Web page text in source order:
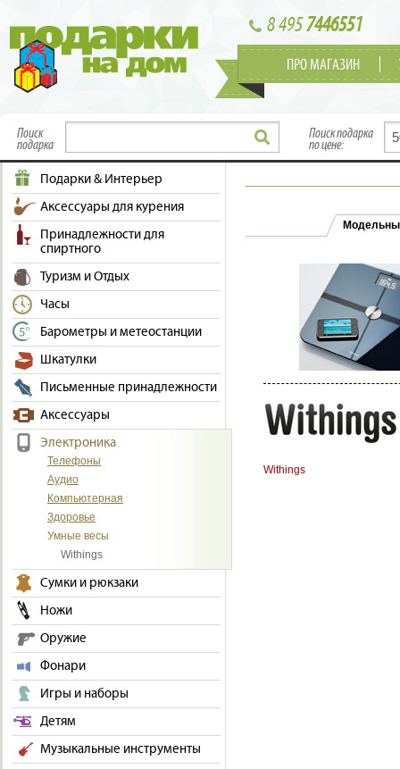
8 4957446551
ПРО МАГАЗИН
Поиск
подарка
Поиск подарка
по цене:
Подарки & Интерьер
Аксессуары для курения
Принадлежности для
спиртного
Туризм и Отдых
Часы
Барометры и метеостанции
Шкатулки
Письменные принадлежности
Аксессуары
Электроника
Телефоны
Аудио
Компьютерная
Здоровье
Умные весы
Withings
Сумки и рюкзаки
Ножи
Оружие
Фонари
Игры и наборы
Детям
Музыкальные инструменты
Withings